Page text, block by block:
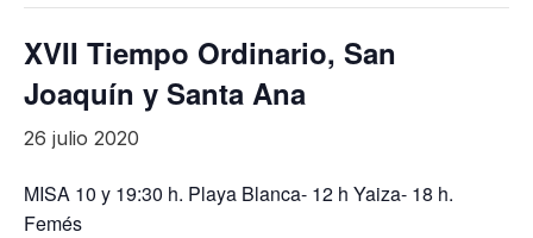
XVII Tiempo Ordinario, San
Joaquín y Santa Ana
26 julio 2020
MISA 10 y 19:30 h. Playa Blanca- 12 h Yaiza- 18 h.
Femés